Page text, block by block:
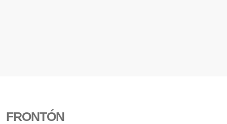
FRONTÓN